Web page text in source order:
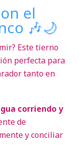
el
🎶🌙
Este tierno
perfecta para
tanto en
corriendo y
de
y conciliar